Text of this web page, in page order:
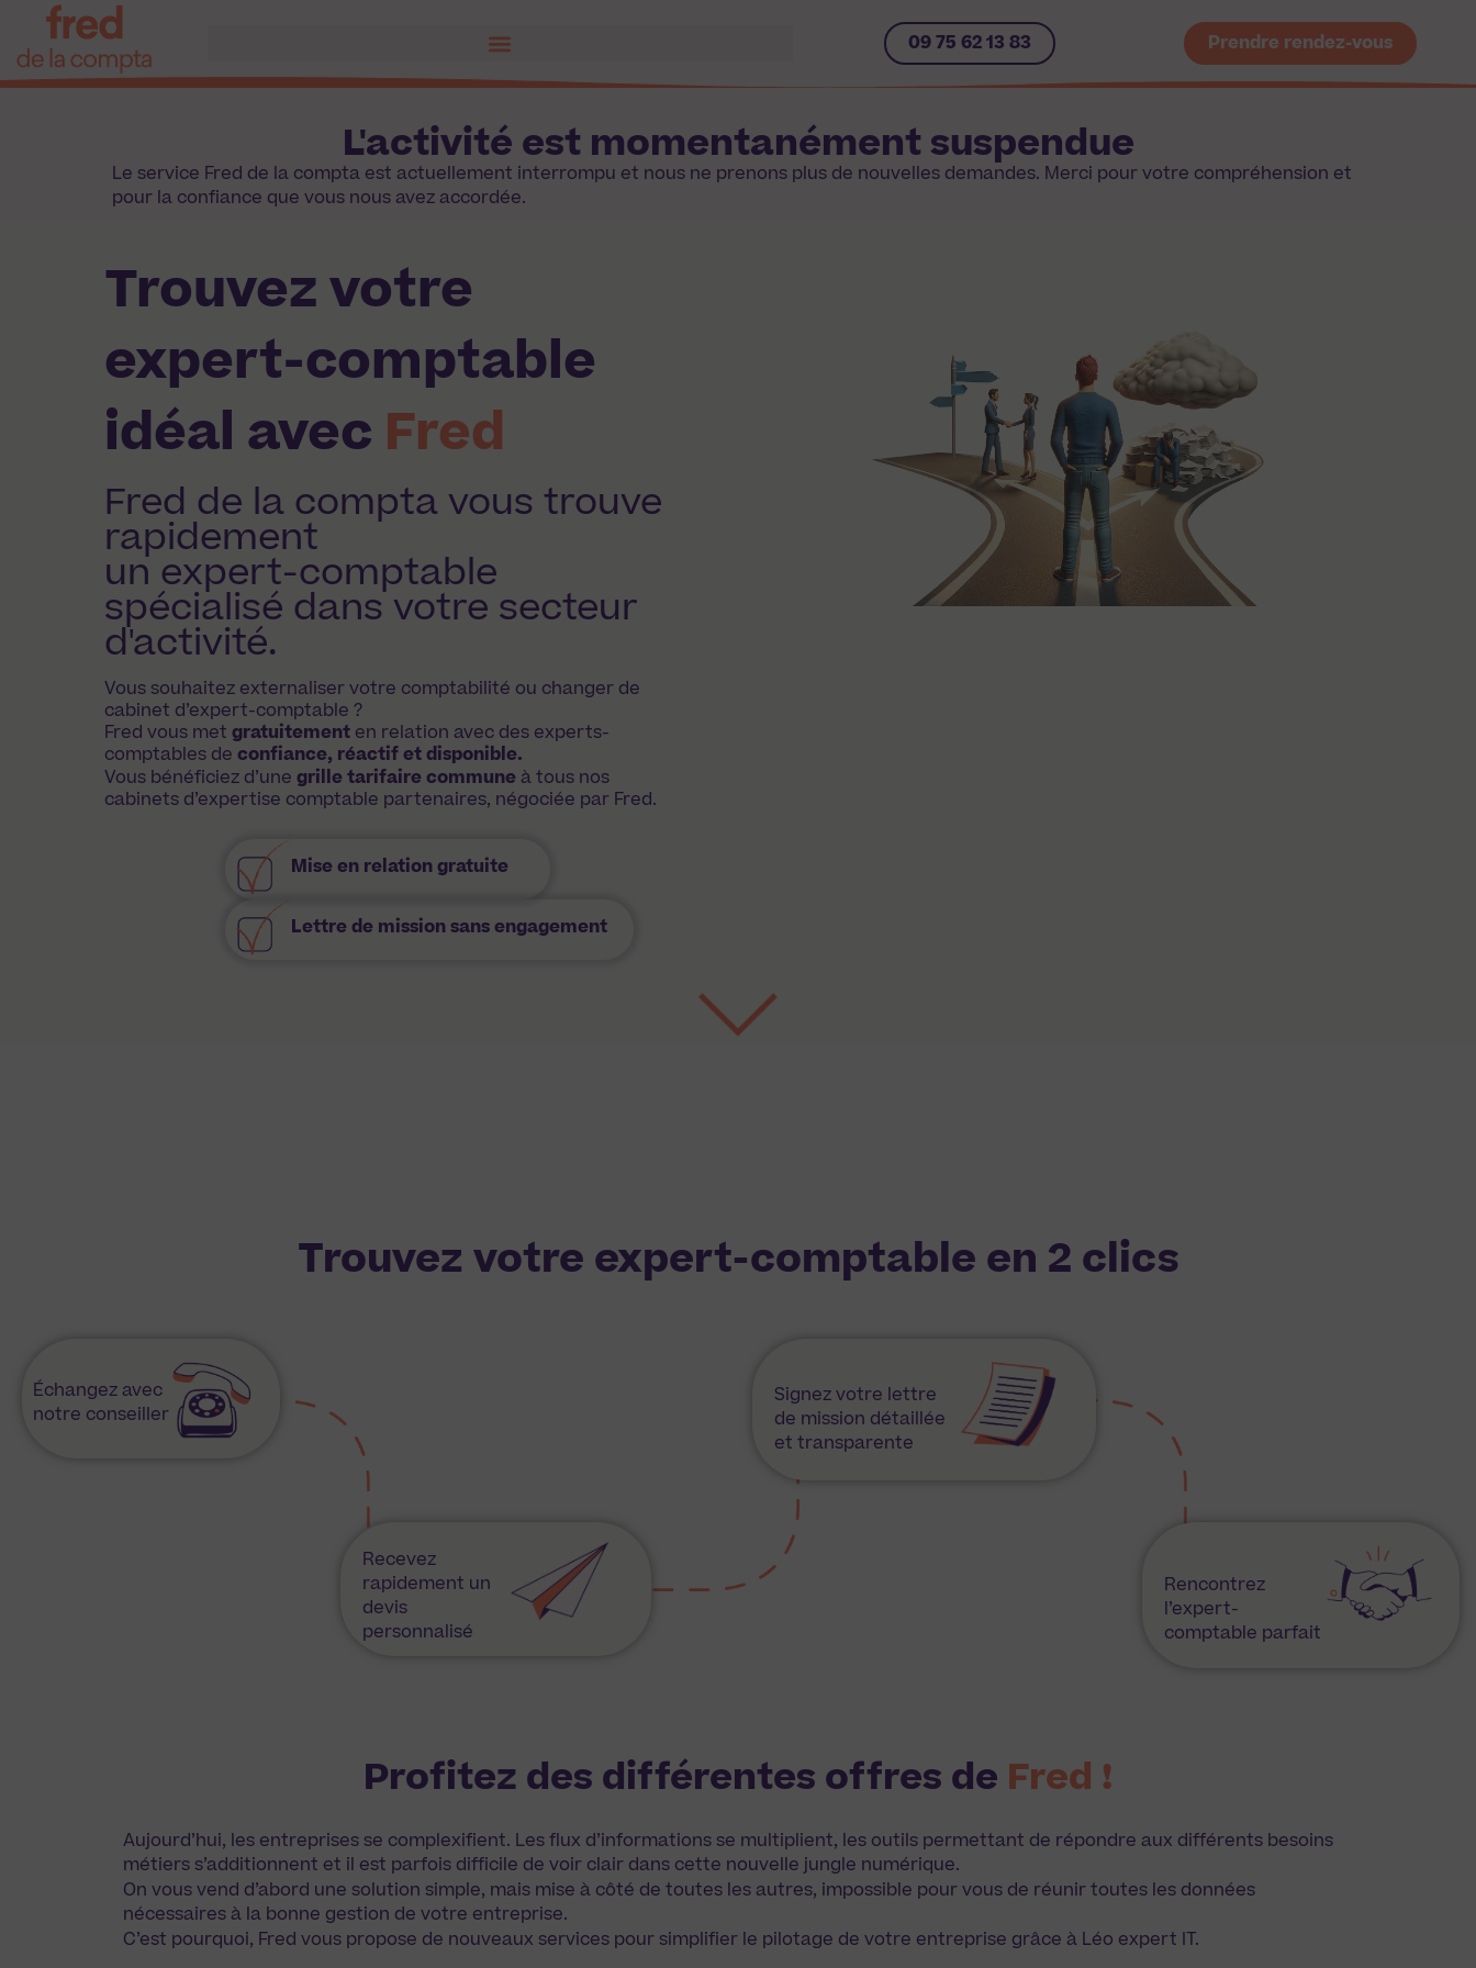
09 75 62 13 83 Prendre rendez-vous
L'activité est momentanément suspendue
Le service Fred de la compta est actuellement interrompu et nous ne prenons plus de nouvelles demandes. Merci pour votre compréhension et
pour la confiance que vous nous avez accordée.
Trouvez votre
expert-comptable
idéal avec Fred
Fred de la compta vous trouve
rapidement
un expert-comptable
spécialisé dans votre secteur
d'activité.
Vous souhaitez externaliser votre comptabilité ou changer de
cabinet d’expert-comptable ?
Fred vous met gratuitement en relation avec des experts-
comptables de confiance, réactif et disponible.
Vous bénéficiez d’une grille tarifaire commune à tous nos
cabinets d’expertise comptable partenaires, négociée par Fred.
Mise en relation gratuite
Lettre de mission sans engagement ​
Trouvez votre expert-comptable en 2 clics
Échangez avec
notre conseiller
Recevez
rapidement un
devis
personnalisé
Signez votre lettre
de mission détaillée
et transparente
Rencontrez
l’expert-
comptable parfait
Profitez des différentes offres de Fred !
Aujourd’hui, les entreprises se complexifient. Les flux d’informations se multiplient, les outils permettant de répondre aux différents besoins
métiers s’additionnent et il est parfois difficile de voir clair dans cette nouvelle jungle numérique.
On vous vend d’abord une solution simple, mais mise à côté de toutes les autres, impossible pour vous de réunir toutes les données
nécessaires à la bonne gestion de votre entreprise.
C’est pourquoi, Fred vous propose de nouveaux services pour simplifier le pilotage de votre entreprise grâce à Léo expert IT.